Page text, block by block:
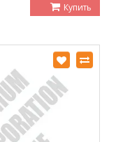
Купить